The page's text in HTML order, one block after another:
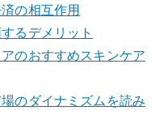
の相互作用
るデメリット
のおすすめスキンケア
のダイナミズムを読み